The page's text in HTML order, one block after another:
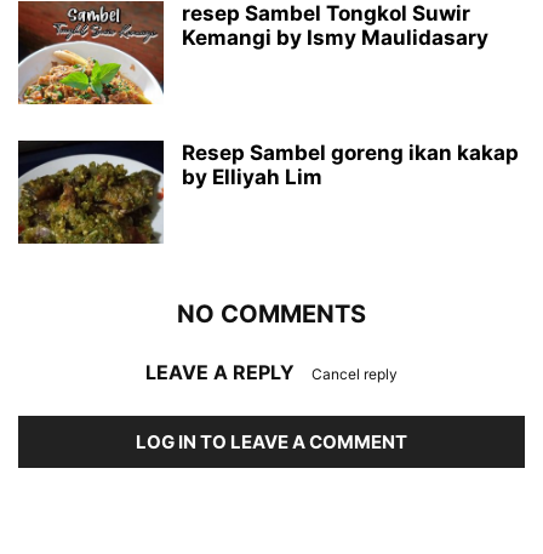
resep Sambel Tongkol Suwir
Kemangi by Ismy Maulidasary
Resep Sambel goreng ikan kakap
by Elliyah Lim
NO COMMENTS
LEAVE A REPLY Cancel reply
LOG IN TO LEAVE A COMMENT